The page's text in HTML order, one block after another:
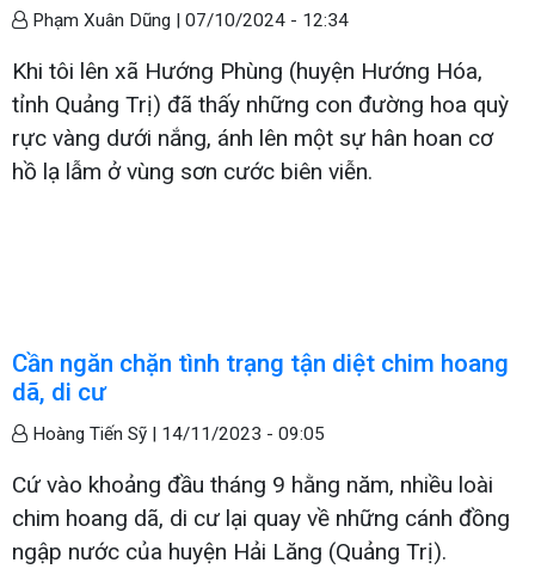
Phạm Xuân Dũng | 07/10/2024 - 12:34
Khi tôi lên xã Hướng Phùng (huyện Hướng Hóa,
tỉnh Quảng Trị) đã thấy những con đường hoa quỳ
rực vàng dưới nắng, ánh lên một sự hân hoan cơ
hồ lạ lẫm ở vùng sơn cước biên viễn.
Cần ngăn chặn tình trạng tận diệt chim hoang
dã, di cư
Hoàng Tiến Sỹ | 14/11/2023 - 09:05
Cứ vào khoảng đầu tháng 9 hằng năm, nhiều loài
chim hoang dã, di cư lại quay về những cánh đồng
ngập nước của huyện Hải Lăng (Quảng Trị).